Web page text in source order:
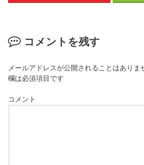
コメントを残す
メールアドレスが公開されることはありま
欄は必須項目です
コメント